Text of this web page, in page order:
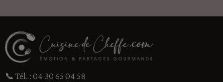
📞 Tél. : 04 30 65 04 58